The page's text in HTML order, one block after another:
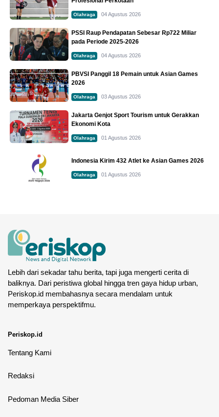
Olahraga 04 Agustus 2026
PSSI Raup Pendapatan Sebesar Rp722 Miliar
pada Periode 2025-2026
Olahraga 04 Agustus 2026
PBVSI Panggil 18 Pemain untuk Asian Games
2026
Olahraga 03 Agustus 2026
Jakarta Genjot Sport Tourism untuk Gerakkan
Ekonomi Kota
Olahraga 01 Agustus 2026
Indonesia Kirim 432 Atlet ke Asian Games 2026
Olahraga 01 Agustus 2026
Lebih dari sekadar tahu berita, tapi juga mengerti cerita di
baliknya. Dari peristiwa global hingga tren gaya hidup urban,
Periskop.id membahasnya secara mendalam untuk
memperkaya perspektifmu.
Periskop.id
Tentang Kami
Redaksi
Pedoman Media Siber